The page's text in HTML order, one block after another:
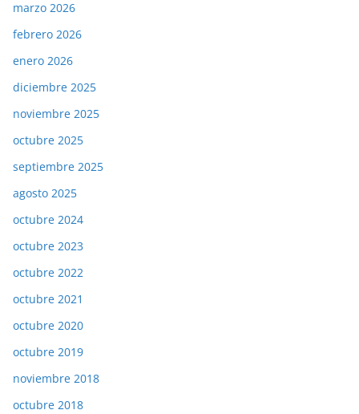
marzo 2026
febrero 2026
enero 2026
diciembre 2025
noviembre 2025
octubre 2025
septiembre 2025
agosto 2025
octubre 2024
octubre 2023
octubre 2022
octubre 2021
octubre 2020
octubre 2019
noviembre 2018
octubre 2018